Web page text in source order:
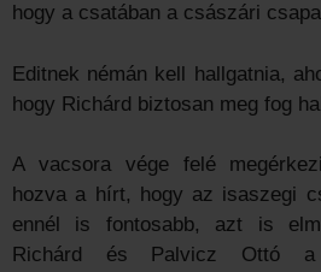
hogy a csatában a császári
Editnek némán kell hallgatnia,
hogy Richárd biztosan meg fog
A vacsora vége felé
hozva a hírt, hogy az isaszegi
ennél is fontosabb, azt is
Richárd és Palvicz Ottó a